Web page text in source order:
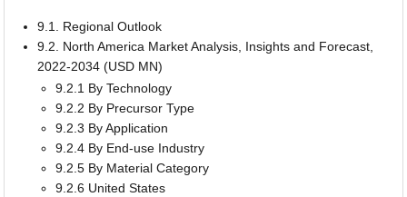
9.1. Regional Outlook
9.2. North America Market Analysis, Insights and Forecast,
2022-2034 (USD MN)
9.2.1 By Technology
9.2.2 By Precursor Type
9.2.3 By Application
9.2.4 By End-use Industry
9.2.5 By Material Category
9.2.6 United States